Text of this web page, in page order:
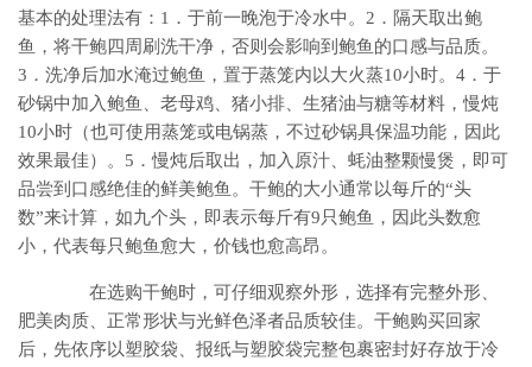
基本的处理法有：1．于前一晚泡于冷水中。2．隔天取出鲍
鱼，将干鲍四周刷洗干净，否则会影响到鲍鱼的口感与品质。
3．洗净后加水淹过鲍鱼，置于蒸笼内以大火蒸10小时。4．于
砂锅中加入鲍鱼、老母鸡、猪小排、生猪油与糖等材料，慢炖
10小时（也可使用蒸笼或电锅蒸，不过砂锅具保温功能，因此
效果最佳）。5．慢炖后取出，加入原汁、蚝油整颗慢煲，即可
品尝到口感绝佳的鲜美鲍鱼。干鲍的大小通常以每斤的“头
数”来计算，如九个头，即表示每斤有9只鲍鱼，因此头数愈
小，代表每只鲍鱼愈大，价钱也愈高昂。
在选购干鲍时，可仔细观察外形，选择有完整外形、
肥美肉质、正常形状与光鲜色泽者品质较佳。干鲍购买回家
后，先依序以塑胶袋、报纸与塑胶袋完整包裹密封好存放于冷